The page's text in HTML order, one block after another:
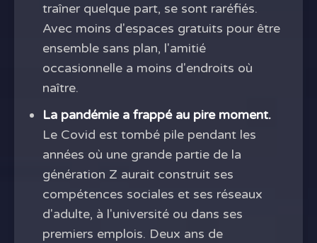
traîner quelque part, se sont raréfiés.
Avec moins d'espaces gratuits pour être
ensemble sans plan, l'amitié
occasionnelle a moins d'endroits où
naître.
La pandémie a frappé au pire moment.
Le Covid est tombé pile pendant les
années où une grande partie de la
génération Z aurait construit ses
compétences sociales et ses réseaux
d'adulte, à l'université ou dans ses
premiers emplois. Deux ans de